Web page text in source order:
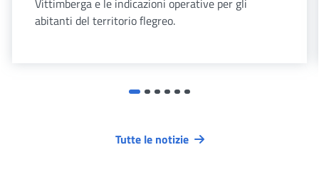
Vittimberga e le indicazioni operative per gli
abitanti del territorio flegreo.
Tutte le notizie